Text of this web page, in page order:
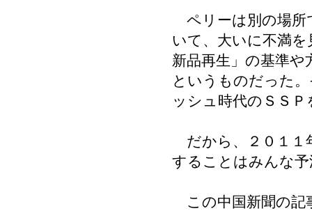
ペリーは別の場所
いて、大いに不満
新品再生」の基準や
というものだった
ッシュ時代のＳＳ
だから、２０１１
することはみんな
この中国新聞の記